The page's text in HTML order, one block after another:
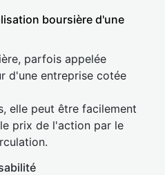
boursière d'une
parfois appelée
d'une entreprise cotée
elle peut être facilement
prix de l'action par le